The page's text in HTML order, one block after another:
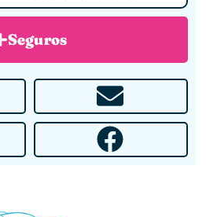
Seguros